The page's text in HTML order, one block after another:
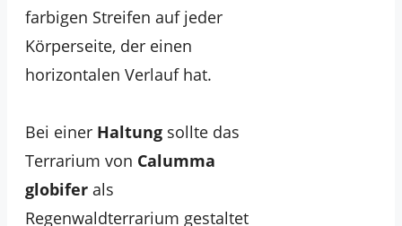
farbigen Streifen auf jeder
Körperseite, der einen
horizontalen Verlauf hat.
Bei einer Haltung sollte das
Terrarium von Calumma
globifer als
Regenwaldterrarium gestaltet